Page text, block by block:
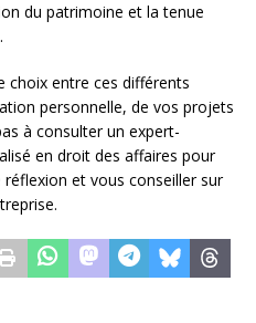
du patrimoine et la tenue
choix entre ces différents
personnelle, de vos projets
à consulter un expert-
en droit des affaires pour
et vous conseiller sur